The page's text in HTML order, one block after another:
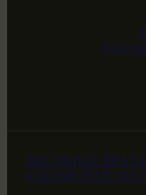
НАШ
ЗВЕЗДНЫЕ ВРАТА
НАШ МИР ВЧЕРА